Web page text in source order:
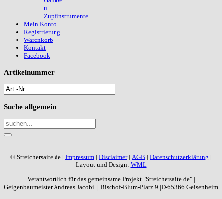
u.
Zupfinstrumente
Mein Konto
Registrierung
Warenkorb
Kontakt
Facebook
Artikelnummer
Suche allgemein
© Streichersaite.de | Impressum | Disclaimer| AGB | Datenschutzerklärung |
Layout und Design: WML
Verantwortlich für das gemeinsame Projekt "Streichersaite.de" |
Geigenbaumeister Andreas Jacobi | Bischof-Blum-Platz 9 |D-65366 Geisenheim